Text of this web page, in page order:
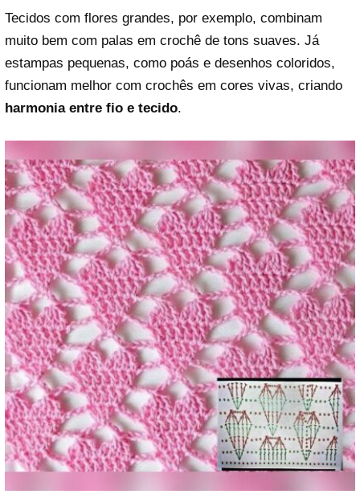
Tecidos com flores grandes, por exemplo, combinam
muito bem com palas em crochê de tons suaves. Já
estampas pequenas, como poás e desenhos coloridos,
funcionam melhor com crochês em cores vivas, criando
harmonia entre fio e tecido.